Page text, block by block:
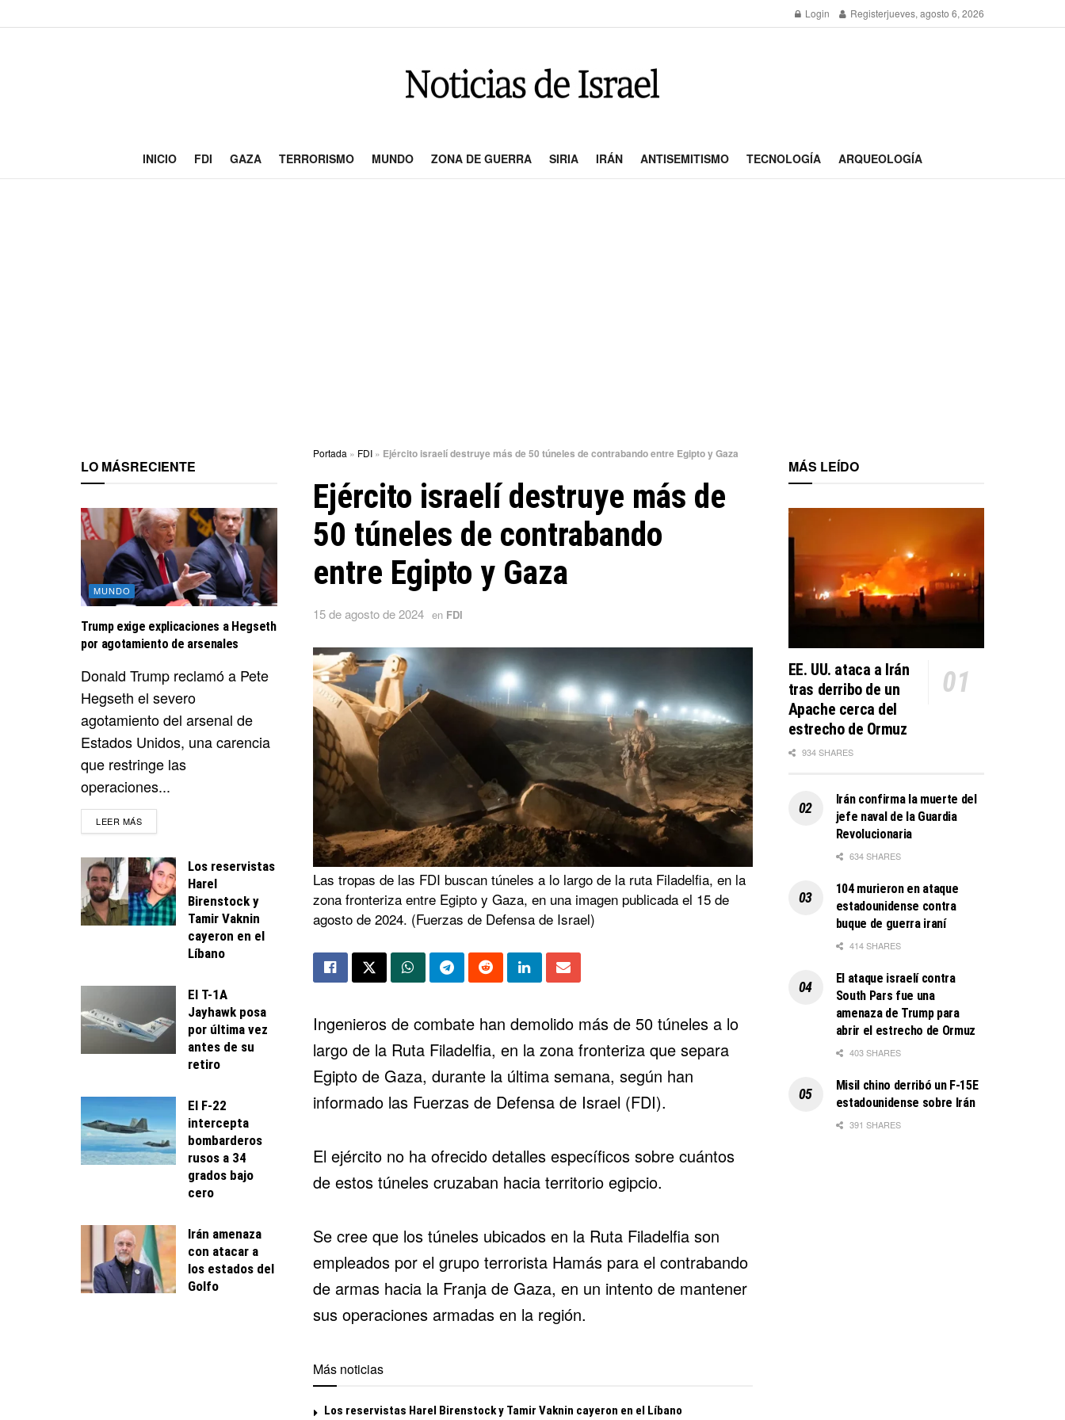
Login Registerjueves, agosto 6, 2026
INICIO FDI GAZA TERRORISMO MUNDO ZONA DE GUERRA SIRIA IRÁN ANTISEMITISMO TECNOLOGÍA ARQUEOLOGÍA
Portada » FDI» Ejército israelí destruye más de 50 túneles de contrabando entre Egipto y Gaza
Ejército israelí destruye más de
50 túneles de contrabando
entre Egipto y Gaza
15 de agosto de 2024 en FDI
Las tropas de las FDI buscan túneles a lo largo de la ruta Filadelfia, en la
zona fronteriza entre Egipto y Gaza, en una imagen publicada el 15 de
agosto de 2024. (Fuerzas de Defensa de Israel)
Ingenieros de combate han demolido más de 50 túneles a lo
largo de la Ruta Filadelfia, en la zona fronteriza que separa
Egiptode Gaza, durante la última semana, según han
informado las Fuerzas de Defensa de Israel (FDI).
El ejército no ha ofrecido detalles específicos sobre cuántos
de estos túneles cruzaban hacia territorio egipcio.
Se cree que los túneles ubicados en la Ruta Filadelfia son
empleados por el grupo terrorista Hamás para el contrabando
de armas hacia la Franja de Gaza, en un intento de mantener
sus operaciones armadas en la región.
Más noticias
Los reservistas Harel Birenstock y Tamir Vaknin cayeron en el Líbano
LO MÁSRECIENTE
MUNDO
Trump exige explicaciones a Hegseth
por agotamiento de arsenales
Donald Trump reclamó a Pete
Hegseth el severo
agotamiento del arsenal de
Estados Unidos, una carencia
que restringe las
operaciones...
LEER MÁSDETAILS
Los reservistas
Harel
Birenstock y
Tamir Vaknin
cayeron en el
Líbano
El T-1A
Jayhawk posa
por última vez
antes de su
retiro
El F-22
intercepta
bombarderos
rusos a 34
grados bajo
cero
Irán amenaza
con atacar a
los estados del
Golfo
MÁS LEÍDO
EE. UU. ataca a Irán
tras derribo de un
Apache cerca del
estrecho de Ormuz
934 SHARES
Irán confirma la muerte del
jefe naval de la Guardia
Revolucionaria
634 SHARES
104 murieron en ataque
estadounidense contra
buque de guerra iraní
414 SHARES
El ataque israelí contra
South Pars fue una
amenaza de Trump para
abrir el estrecho de Ormuz
403 SHARES
Misil chino derribó un F-15E
estadounidense sobre Irán
391 SHARES